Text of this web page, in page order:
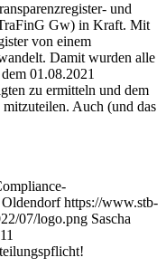
und
Gw) in Kraft. Mit
von einem
Damit wurden alle
01.08.2021
zu ermitteln und dem
Auch (und das
Oldendorf https://www.stb-
07/logo.png Sascha